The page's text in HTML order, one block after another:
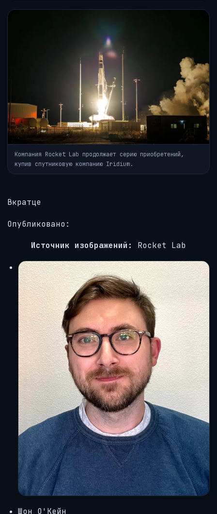
Компания Rocket Lab продолжает серию приобретений,
купив спутниковую компанию Iridium.
Вкратце
Опубликовано:
Источник изображений: Rocket Lab
Шон О'Кейн